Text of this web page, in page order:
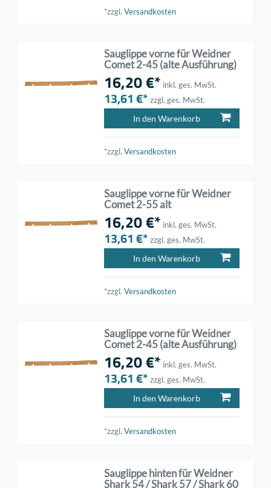
*zzgl.Versandkosten
Sauglippe vorne für Weidner
Comet 2-45 (alte Ausführung)
16,20 €* inkl. ges. MwSt.
13,61 €* zzgl. ges. MwSt.
In den Warenkorb
*zzgl.Versandkosten
Sauglippe vorne für Weidner
Comet 2-55 alt
16,20 €* inkl. ges. MwSt.
13,61 €* zzgl. ges. MwSt.
In den Warenkorb
*zzgl.Versandkosten
Sauglippe vorne für Weidner
Comet 2-45 (alte Ausführung)
16,20 €* inkl. ges. MwSt.
13,61 €* zzgl. ges. MwSt.
In den Warenkorb
*zzgl.Versandkosten
Sauglippe hinten für Weidner
Shark 54 / Shark 57 / Shark 60